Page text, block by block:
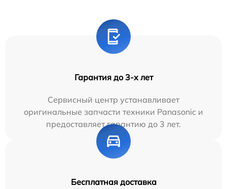
Гарантия до 3-х лет
Сервисный центр устанавливает
оригинальные запчасти техники Panasonic и
предоставляет гарантию до 3 лет.
Бесплатная доставка